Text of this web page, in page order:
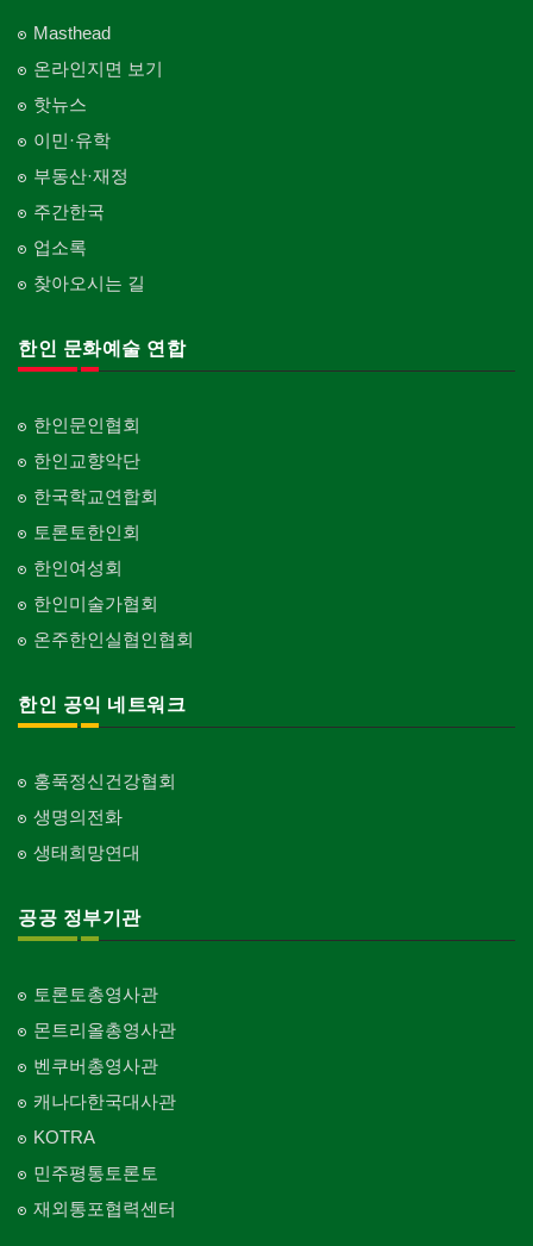
Masthead
온라인지면 보기
핫뉴스
이민·유학
부동산·재정
주간한국
업소록
찾아오시는 길
한인 문화예술 연합
한인문인협회
한인교향악단
한국학교연합회
토론토한인회
한인여성회
한인미술가협회
온주한인실협인협회
한인 공익 네트워크
홍푹정신건강협회
생명의전화
생태희망연대
공공 정부기관
토론토총영사관
몬트리올총영사관
벤쿠버총영사관
캐나다한국대사관
KOTRA
민주평통토론토
재외통포협력센터